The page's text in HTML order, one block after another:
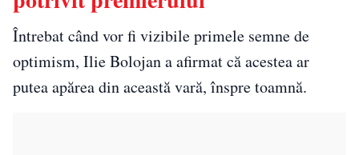
Întrebat când vor fi vizibile primele semne de
optimism, Ilie Bolojan a afirmat că acestea ar
putea apărea din această vară, înspre toamnă.